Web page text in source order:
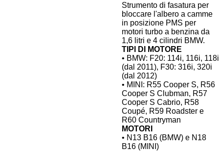
Strumento di fasatura per
bloccare l'albero a camme
in posizione PMS per
motori turbo a benzina da
1,6 litri e 4 cilindri BMW.
TIPI DI MOTORE
• BMW: F20: 114i, 116i, 118i
(dal 2011), F30: 316i, 320i
(dal 2012)
• MINI: R55 Cooper S, R56
Cooper S Clubman, R57
Cooper S Cabrio, R58
Coupé, R59 Roadster e
R60 Countryman
MOTORI
• N13 B16 (BMW) e N18
B16 (MINI)